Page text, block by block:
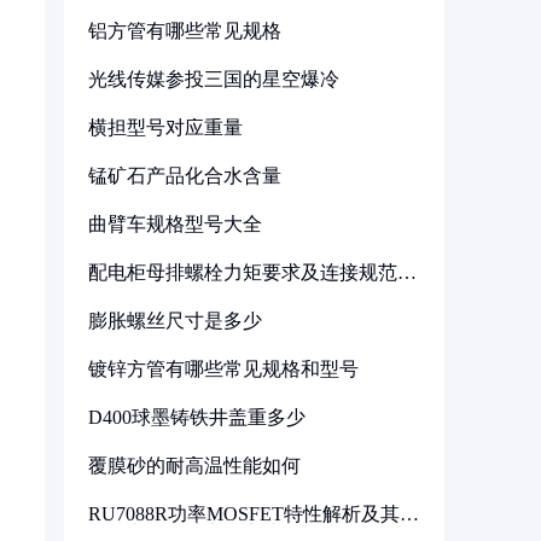
铝方管有哪些常见规格
光线传媒参投三国的星空爆冷
横担型号对应重量
锰矿石产品化合水含量
曲臂车规格型号大全
配电柜母排螺栓力矩要求及连接规范详
膨胀螺丝尺寸是多少
镀锌方管有哪些常见规格和型号
D400球墨铸铁井盖重多少
覆膜砂的耐高温性能如何
RU7088R功率MOSFET特性解析及其在